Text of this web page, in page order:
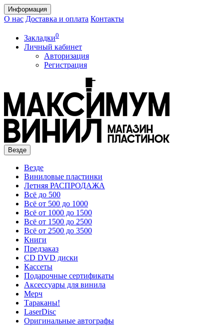
Информация
О нас Доставка и оплата Контакты
Закладки0
Личный кабинет
Авторизация
Регистрация
Везде
Везде
Виниловые пластинки
Летняя РАСПРОДАЖА
Всё до 500
Всё от 500 до 1000
Всё от 1000 до 1500
Всё от 1500 до 2500
Всё от 2500 до 3500
Книги
Предзаказ
CD DVD диски
Кассеты
Подарочные сертификаты
Аксессуары для винила
Мерч
Тараканы!
LaserDisc
Оригинальные автографы